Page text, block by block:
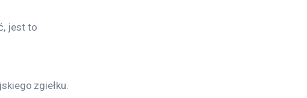
jest to
zgiełku.